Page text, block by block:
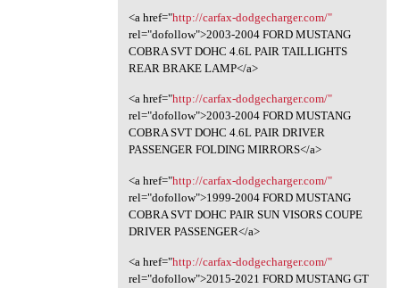
<a href="http://carfax-dodgecharger.com/"
rel="dofollow">2003-2004 FORD MUSTANG
COBRA SVT DOHC 4.6L PAIR TAILLIGHTS
REAR BRAKE LAMP</a>
<a href="http://carfax-dodgecharger.com/"
rel="dofollow">2003-2004 FORD MUSTANG
COBRA SVT DOHC 4.6L PAIR DRIVER
PASSENGER FOLDING MIRRORS</a>
<a href="http://carfax-dodgecharger.com/"
rel="dofollow">1999-2004 FORD MUSTANG
COBRA SVT DOHC PAIR SUN VISORS COUPE
DRIVER PASSENGER</a>
<a href="http://carfax-dodgecharger.com/"
rel="dofollow">2015-2021 FORD MUSTANG GT